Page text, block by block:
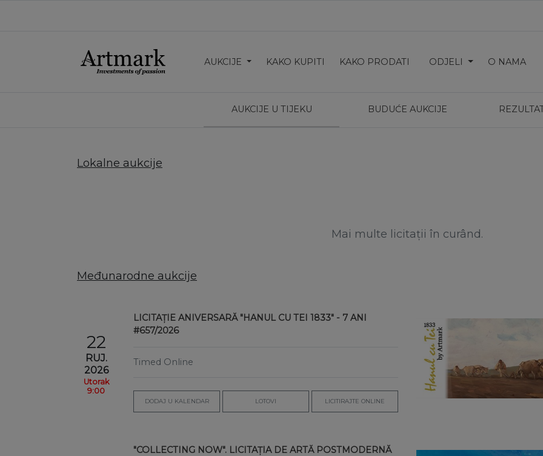
AUKCIJE KAKO KUPITI KAKO PRODATI ODJELI O NAMA
AUKCIJE U TIJEKU BUDUĆE AUKCIJE
Lokalne aukcije
Mai multe licitații în curând.
Međunarodne aukcije
22
RUJ.
2026
Utorak
9:00
LICITAȚIE ANIVERSARĂ "HANUL CU TEI 1833" - 7 ANI
#657/2026
Timed Online
DODAJ U KALENDAR LOTOVI LICITIRAJTE ONLINE
"COLLECTING NOW". LICITAȚIA DE ARTĂ POSTMODERNĂ